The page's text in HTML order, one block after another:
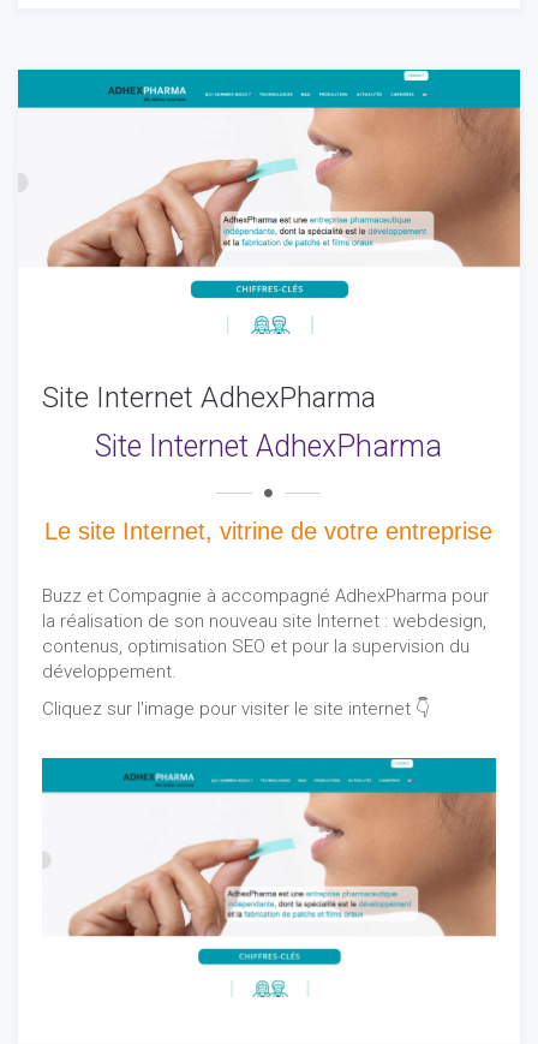
Site Internet AdhexPharma
Site Internet AdhexPharma
Le site Internet, vitrine de votre entreprise
Buzz et Compagnie à accompagné AdhexPharma pour
la réalisation de son nouveau site Internet : webdesign,
contenus, optimisation SEO et pour la supervision du
développement.
Cliquez sur l'image pour visiter le site internet 👇